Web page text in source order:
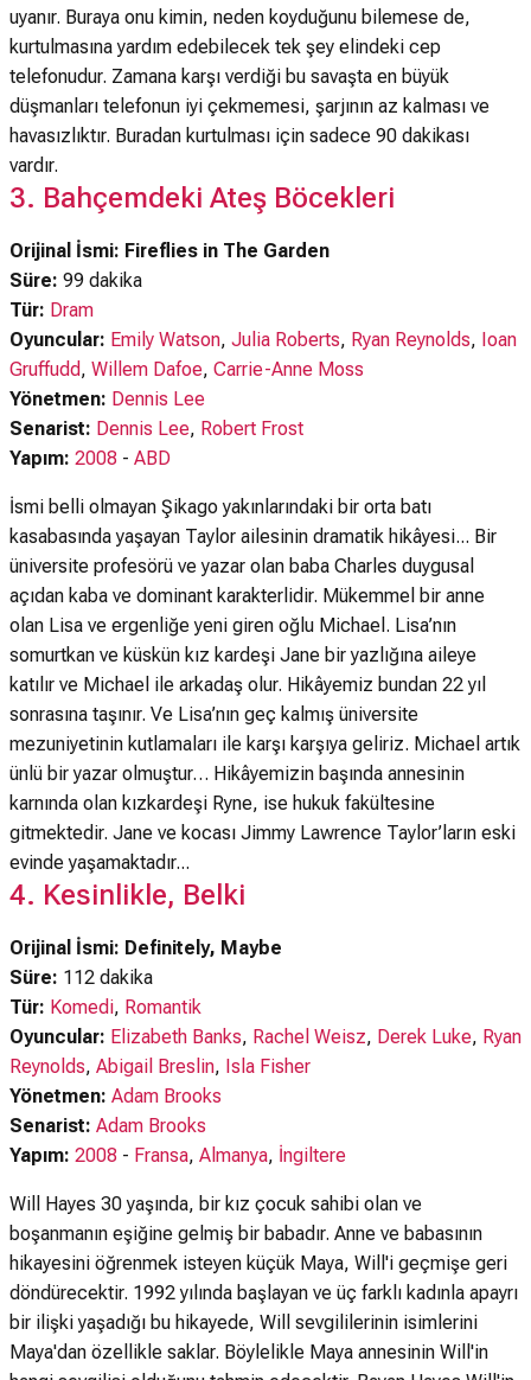
uyanır. Buraya onu kimin, neden koyduğunu bilemese de,
kurtulmasına yardım edebilecek tek şey elindeki cep
telefonudur. Zamana karşı verdiği bu savaşta en büyük
düşmanları telefonun iyi çekmemesi, şarjının az kalması ve
havasızlıktır. Buradan kurtulması için sadece 90 dakikası
vardır.
3. Bahçemdeki Ateş Böcekleri
Orijinal İsmi: Fireflies in The Garden
Süre: 99 dakika
Tür: Dram
Oyuncular: Emily Watson, Julia Roberts, Ryan Reynolds, Ioan
Gruffudd, Willem Dafoe, Carrie-Anne Moss
Yönetmen: Dennis Lee
Senarist: Dennis Lee, Robert Frost
Yapım: 2008 - ABD
İsmi belli olmayan Şikago yakınlarındaki bir orta batı
kasabasında yaşayan Taylor ailesinin dramatik hikâyesi... Bir
üniversite profesörü ve yazar olan baba Charles duygusal
açıdan kaba ve dominant karakterlidir. Mükemmel bir anne
olan Lisa ve ergenliğe yeni giren oğlu Michael. Lisa’nın
somurtkan ve küskün kız kardeşi Jane bir yazlığına aileye
katılır ve Michael ile arkadaş olur. Hikâyemiz bundan 22 yıl
sonrasına taşınır. Ve Lisa’nın geç kalmış üniversite
mezuniyetinin kutlamaları ile karşı karşıya geliriz. Michael artık
ünlü bir yazar olmuştur… Hikâyemizin başında annesinin
karnında olan kızkardeşi Ryne, ise hukuk fakültesine
gitmektedir. Jane ve kocası Jimmy Lawrence Taylor’ların eski
evinde yaşamaktadır...
4. Kesinlikle, Belki
Orijinal İsmi: Definitely, Maybe
Süre: 112 dakika
Tür: Komedi, Romantik
Oyuncular: Elizabeth Banks, Rachel Weisz, Derek Luke, Ryan
Reynolds, Abigail Breslin, Isla Fisher
Yönetmen: Adam Brooks
Senarist: Adam Brooks
Yapım: 2008 - Fransa, Almanya, İngiltere
Will Hayes 30 yaşında, bir kız çocuk sahibi olan ve
boşanmanın eşiğine gelmiş bir babadır. Anne ve babasının
hikayesini öğrenmek isteyen küçük Maya, Will'i geçmişe geri
döndürecektir. 1992 yılında başlayan ve üç farklı kadınla apayrı
bir ilişki yaşadığı bu hikayede, Will sevgililerinin isimlerini
Maya'dan özellikle saklar. Böylelikle Maya annesinin Will'in